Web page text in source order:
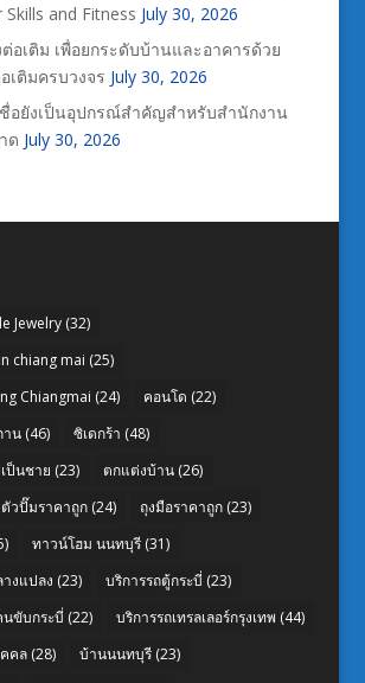
and Fitness July 30, 2026
อเติม เพื่อยกระดับบ้านและอาคารด้วย
เติมครบวงจร July 30, 2026
อยังเป็นอุปกรณ์สำคัญสำหรับสำนักงาน
ด July 30, 2026
Jewelry(32)
chiang mai (25)
Chiangmai (24) คอนโด (22)
าน(46) ซิเดกร้า (48)
ป็นชาย (23) ตกแต่งบ้าน(26)
ตัวปั๊มราคาถูก(24) ถุงมือราคาถูก(23)
ทาวน์โฮม นนทบุรี(31)
งแปลง (23) บริการรถตู้กระบี่ (23)
ขับกระบี่ (22) บริการรถเทรลเลอร์กรุงเทพ (44)
คล(28) บ้านนนทบุรี(23)